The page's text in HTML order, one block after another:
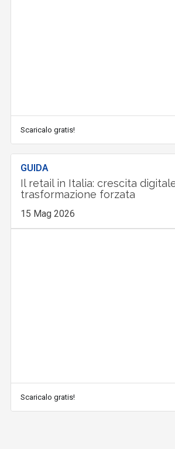
Scaricalo gratis!
GUIDA
Il retail in Italia: crescita
trasformazione forzata
15 Mag 2026
Scaricalo gratis!